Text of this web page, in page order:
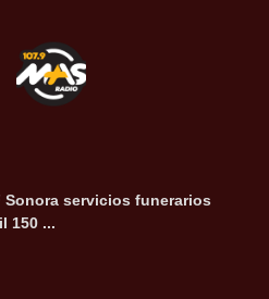
Sonora servicios funerarios
150 ...